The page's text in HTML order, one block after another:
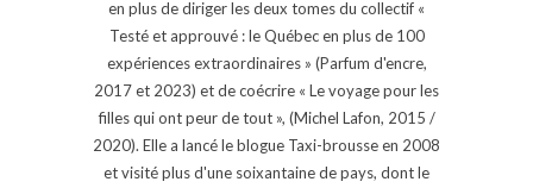
en plus de diriger les deux tomes du collectif «
Testé et approuvé : le Québec en plus de 100
expériences extraordinaires » (Parfum d'encre,
2017 et 2023) et de coécrire « Le voyage pour les
filles qui ont peur de tout », (Michel Lafon, 2015 /
2020). Elle a lancé le blogue Taxi-brousse en 2008
et visité plus d'une soixantaine de pays, dont le